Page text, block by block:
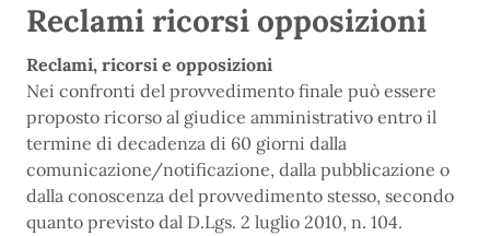
Reclami ricorsi opposizioni
Reclami, ricorsi e opposizioni
Nei confronti del provvedimento finale può essere
proposto ricorso al giudice amministrativo entro il
termine di decadenza di 60 giorni dalla
comunicazione/notificazione, dalla pubblicazione o
dalla conoscenza del provvedimento stesso, secondo
quanto previsto dal D.Lgs. 2 luglio 2010, n. 104.